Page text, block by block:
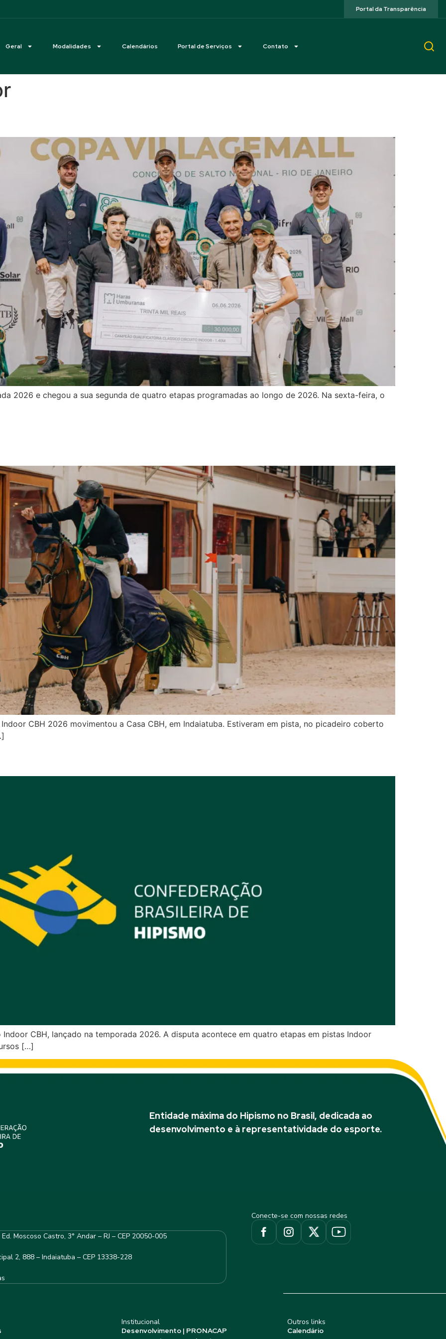
Portal da Transparência
Geral Modalidades Calendários Portal de Serviços Contato
2026 e chegou a sua segunda de quatro etapas programadas ao longo de 2026. Na sexta-feira, o
CBH 2026 movimentou a Casa CBH, em Indaiatuba. Estiveram em pista, no picadeiro coberto
CBH, lançado na temporada 2026. A disputa acontece em quatro etapas em pistas Indoor
[…]
Entidade máxima do Hipismo no Brasil, dedicada ao
desenvolvimento e à representatividade do esporte.
Moscoso Castro, 3° Andar – RJ – CEP 20050-005
2, 888 – Indaiatuba – CEP 13338-228
Conecte-se com nossas redes
Institucional
Desenvolvimento | PRONACAP
Outros links
Calendário